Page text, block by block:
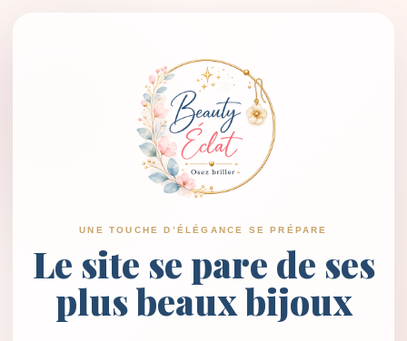
UNE TOUCHE D’ÉLÉGANCE SE PRÉPARE
Le site se pare de ses
plus beaux bijoux